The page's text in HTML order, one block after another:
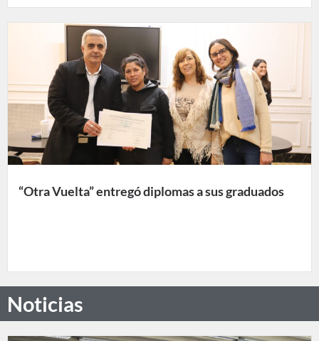
“Otra Vuelta” entregó diplomas a sus graduados
Noticias